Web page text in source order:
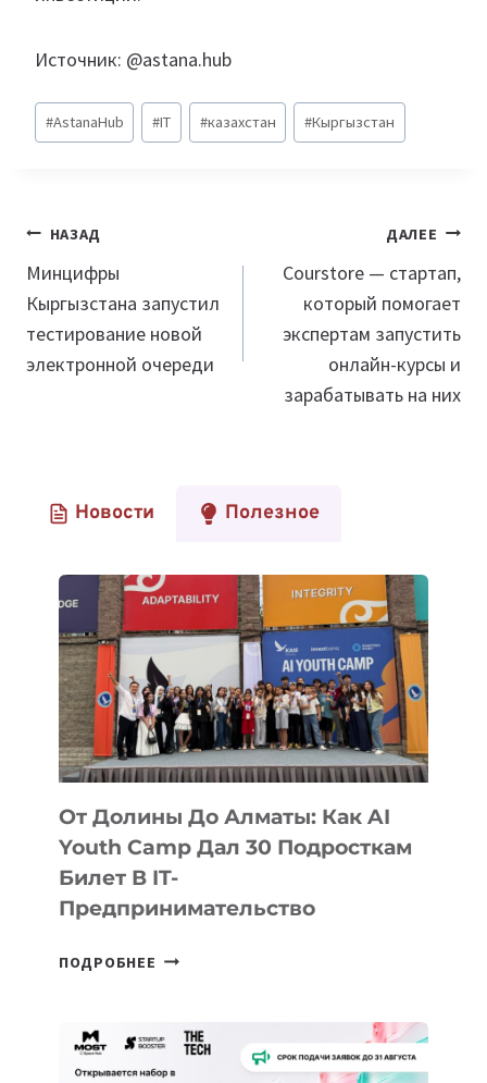
Источник: @astana.hub
Метки
записи:
#AstanaHub #IT #казахстан #Кыргызстан
Навигация
по
записям
НАЗАД
Минцифры
Кыргызстана запустил
тестирование новой
электронной очереди
ДАЛЕЕ
Courstore — стартап,
который помогает
экспертам запустить
онлайн-курсы и
зарабатывать на них
Новости Полезное
От Долины До Алматы: Как AI
Youth Camp Дал 30 Подросткам
Билет В IT-
Предпринимательство
ПОДРОБНЕЕ ОТ
АЛМАТЫ:
КАК